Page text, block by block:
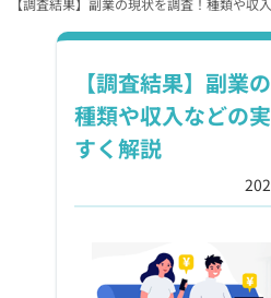
【調査結果】副業の現状を調査！種類や収
【調査結果】副業
種類や収入などの
すく解説